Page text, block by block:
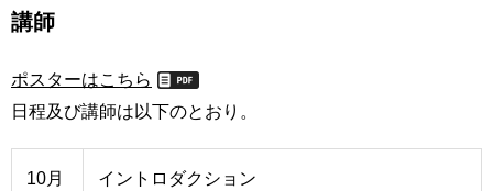
寄
を
る
お
方
職
員
講師
ポスターはこちら
日程及び講師は以下のとおり。
10月
イントロダクション